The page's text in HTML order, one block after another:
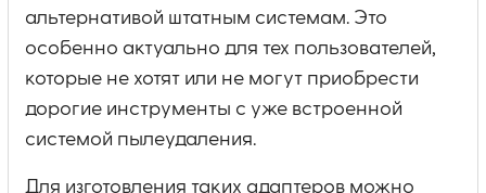
альтернативой штатным системам. Это
особенно актуально для тех пользователей,
которые не хотят или не могут приобрести
дорогие инструменты с уже встроенной
системой пылеудаления.
Для изготовления таких адаптеров можно